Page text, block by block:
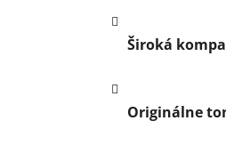
Široká
Originálne